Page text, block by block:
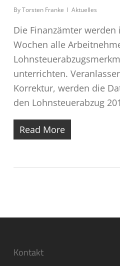
ByTorsten Franke Aktuelles
Die Finanzämter
Wochen alle
unterrichten.
Korrektur, werden die
den Lohnsteuerabzug
Read More
Kontakt